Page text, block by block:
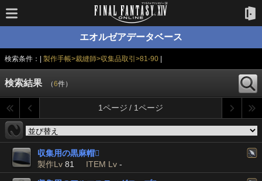
エオルゼアデータベース
検索条件：| 製作手帳>裁縫師>収集品取引>81-90|
検索結果 （6件）
1ページ / 1ページ
収集用の黒麻帽
製作Lv 81 ITEM Lv -